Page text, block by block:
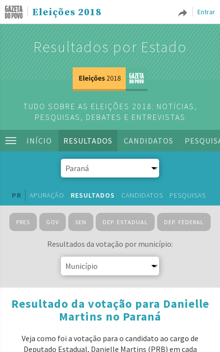
Entrar
Eleições 2018
Resultados por Estado
TUDO SOBRE AS ELEIÇÕES 2018: NOTÍCIAS,
PESQUISAS, DEBATES E ENTREVISTAS
INÍCIO RESULTADOS CANDIDATOS
PR APURAÇÃO RESULTADOS CANDIDATOS PESQUISAS
PRES GOV SEN DEP. ESTADUAL DEP. FEDERAL
Resultados da votação por município:
Resultado da votação para Danielle
Martins no Paraná
Veja como foi a votação para o candidato ao cargo de
Deputado Estadual, Danielle Martins (PRB) em cada